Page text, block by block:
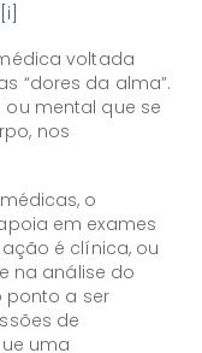
[i]
voltada
“dores da alma”.
mental que se
nos
o
em exames
é clínica, ou
na análise do
ponto a ser
de
uma